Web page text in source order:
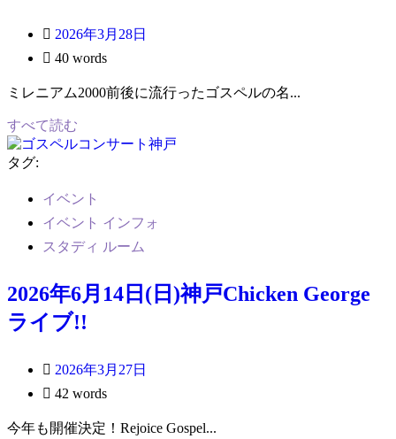
2026年3月28日
40 words
ミレニアム2000前後に流行ったゴスペルの名...
すべて読む
タグ:
イベント
イベント インフォ
スタディ ルーム
2026年6月14日(日)神戸Chicken George
ライブ!!
2026年3月27日
42 words
今年も開催決定！Rejoice Gospel...